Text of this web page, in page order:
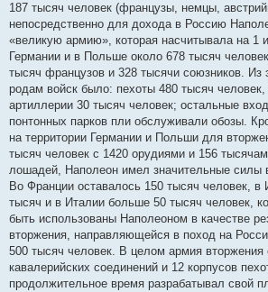
187 тысяч человек (французы, немцы,
непосредственно для дохода в Россию
«великую армию», которая насчитывала на 1
Германии и в Польше около 678 тысяч
тысяч французов и 328 тысячи союзников. Из
родам войск было: пехоты 480 тысяч
артиллерии 30 тысяч человек; остальные
понтонных парков пли обслуживали обозы.
на территории Германии и Польши для
тысяч человек с 1420 орудиями и 156
лошадей, Наполеон имел значительные силы
Во Франции оставалось 150 тысяч человек,
тысяч и в Италии больше 50 тысяч человек,
быть использованы Наполеоном в качестве
вторжения, направляющейся в поход на
500 тысяч человек. В целом армия вторжения
кавалерийских соединений и 12 корпусов
продолжительное время разрабатывал свой